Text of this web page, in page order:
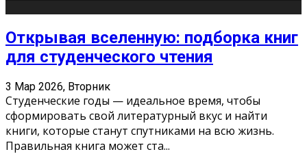
Открывая вселенную: подборка книг
для студенческого чтения
3 Мар 2026, Вторник
Студенческие годы — идеальное время, чтобы
сформировать свой литературный вкус и найти
книги, которые станут спутниками на всю жизнь.
Правильная книга может ста...